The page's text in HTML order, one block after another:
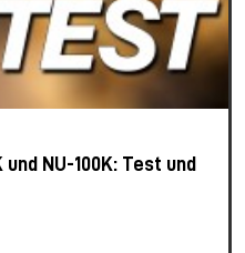
NU-100K: Test und